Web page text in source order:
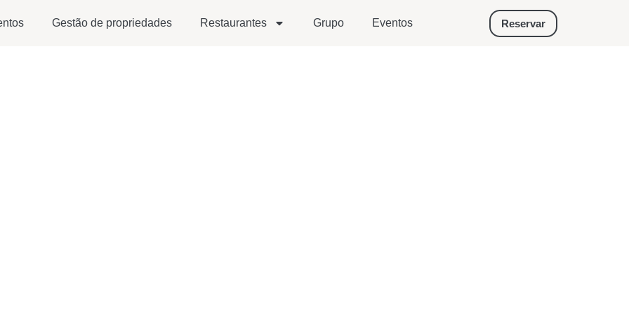
Gestão de propriedades Restaurantes Grupo Eventos Reservar